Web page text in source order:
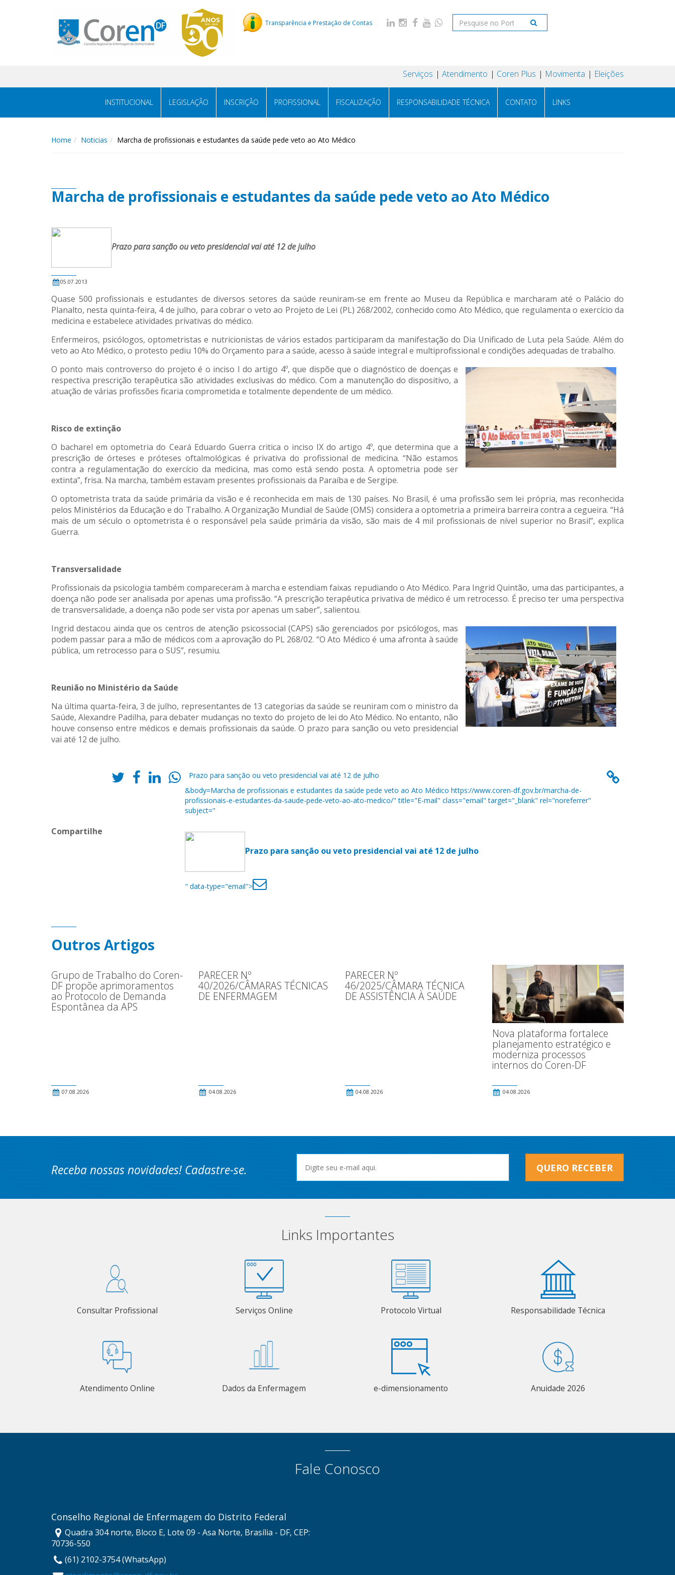
Transparência e Prestação de Contas
Serviços Atendimento Coren Plus Movimenta Eleições
INSTITUCIONAL LEGISLAÇÃO INSCRIÇÃO PROFISSIONAL FISCALIZAÇÃO RESPONSABILIDADE TÉCNICA CONTATO LINKS
Home Noticias Marcha de profissionais e estudantes da saúde pede veto ao Ato Médico
Marcha de profissionais e estudantes da saúde pede veto ao Ato Médico
Prazo para sanção ou veto presidencial vai até 12 de julho
05.07.2013
Quase 500 profissionais e estudantes de diversos setores da saúde reuniram-se em frente ao Museu da República e marcharam até o Palácio do
Planalto, nesta quinta-feira, 4 de julho, para cobrar o veto ao Projeto de Lei (PL) 268/2002, conhecido como Ato Médico, que regulamenta o exercício da
medicina e estabelece atividades privativas do médico.
Enfermeiros, psicólogos, optometristas e nutricionistas de vários estados participaram da manifestação do Dia Unificado de Luta pela Saúde. Além do
veto ao Ato Médico, o protesto pediu 10% do Orçamento para a saúde, acesso à saúde integral e multiprofissional e condições adequadas de trabalho.
O ponto mais controverso do projeto é o inciso I do artigo 4º, que dispõe que o diagnóstico de doenças e
respectiva prescrição terapêutica são atividades exclusivas do médico. Com a manutenção do dispositivo, a
atuação de várias profissões ficaria comprometida e totalmente dependente de um médico.
Risco de extinção
O bacharel em optometria do Ceará Eduardo Guerra critica o inciso IX do artigo 4º, que determina que a
prescrição de órteses e próteses oftalmológicas é privativa do profissional de medicina. “Não estamos
contra a regulamentação do exercício da medicina, mas como está sendo posta. A optometria pode ser
extinta”, frisa. Na marcha, também estavam presentes profissionais da Paraíba e de Sergipe.
O optometrista trata da saúde primária da visão e é reconhecida em mais de 130 países. No Brasil, é uma profissão sem lei própria, mas reconhecida
pelos Ministérios da Educação e do Trabalho. A Organização Mundial de Saúde (OMS) considera a optometria a primeira barreira contra a cegueira. “Há
mais de um século o optometrista é o responsável pela saúde primária da visão, são mais de 4 mil profissionais de nível superior no Brasil”, explica
Guerra.
Transversalidade
Profissionais da psicologia também compareceram à marcha e estendiam faixas repudiando o Ato Médico. Para Ingrid Quintão, uma das participantes, a
doença não pode ser analisada por apenas uma profissão. “A prescrição terapêutica privativa de médico é um retrocesso. É preciso ter uma perspectiva
de transversalidade, a doença não pode ser vista por apenas um saber”, salientou.
Ingrid destacou ainda que os centros de atenção psicossocial (CAPS) são gerenciados por psicólogos, mas
podem passar para a mão de médicos com a aprovação do PL 268/02. “O Ato Médico é uma afronta à saúde
pública, um retrocesso para o SUS”, resumiu.
Reunião no Ministério da Saúde
Na última quarta-feira, 3 de julho, representantes de 13 categorias da saúde se reuniram com o ministro da
Saúde, Alexandre Padilha, para debater mudanças no texto do projeto de lei do Ato Médico. No entanto, não
houve consenso entre médicos e demais profissionais da saúde. O prazo para sanção ou veto presidencial
vai até 12 de julho.
Compartilhe
Prazo para sanção ou veto presidencial vai até 12 de julho
&body=Marcha de profissionais e estudantes da saúde pede veto ao Ato Médico https://www.coren-df.gov.br/marcha-de-
profissionais-e-estudantes-da-saude-pede-veto-ao-ato-medico/" title="E-mail" class="email" target="_blank" rel="noreferrer"
subject="
Prazo para sanção ou veto presidencial vai até 12 de julho
" data-type="email">
Outros Artigos
Grupo de Trabalho do Coren-
DF propõe aprimoramentos
ao Protocolo de Demanda
Espontânea da APS
07.08.2026
PARECER Nº
40/2026/CÂMARAS TÉCNICAS
DE ENFERMAGEM
04.08.2026
PARECER Nº
46/2025/CÂMARA TÉCNICA
DE ASSISTÊNCIA À SAÚDE
04.08.2026
Nova plataforma fortalece
planejamento estratégico e
moderniza processos
internos do Coren-DF
04.08.2026
Receba nossas novidades! Cadastre-se. QUERO RECEBER
Links Importantes
Consultar Profissional Serviços Online Protocolo Virtual Responsabilidade Técnica
Atendimento Online Dados da Enfermagem e-dimensionamento Anuidade 2026
Fale Conosco
Conselho Regional de Enfermagem do Distrito Federal
Quadra 304 norte, Bloco E, Lote 09 - Asa Norte, Brasília - DF, CEP:
70736-550
(61) 2102-3754 (WhatsApp)